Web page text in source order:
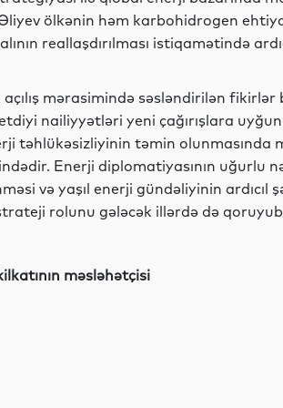
ölkənin həm karbohidrogen
reallaşdırılması istiqamətində
mərasimində səsləndirilən
nailiyyətləri yeni çağırışlara
təhlükəsizliyinin təmin olunmasında
Enerji diplomatiyasının uğurlu
və yaşıl enerji gündəliyinin ardıcıl
rolunu gələcək illərdə də qoruyub
məsləhətçisi